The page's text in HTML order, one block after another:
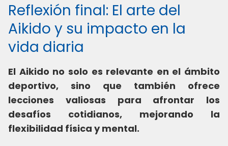
Reflexión final: El arte del
Aikido y su impacto en la
vida diaria
El Aikido no solo es relevante en el ámbito
deportivo, sino que también ofrece
lecciones valiosas para afrontar los
desafíos cotidianos, mejorando la
flexibilidad física y mental.